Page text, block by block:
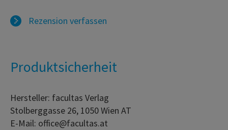
Rezension verfassen
Produktsicherheit
Hersteller: facultas Verlag
Stolberggasse 26, 1050 Wien AT
E-Mail: office@facultas.at